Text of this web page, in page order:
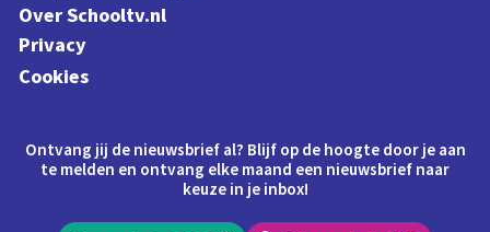
Over Schooltv.nl
Privacy
Cookies
Ontvang jij de nieuwsbrief al? Blijf op de hoogte door je aan
te melden en ontvang elke maand een nieuwsbrief naar
keuze in je inbox!